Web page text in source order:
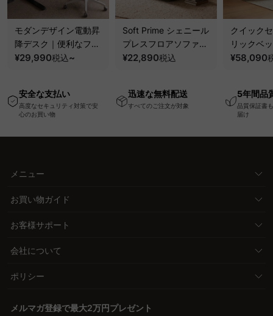
モダンデザイン電動昇
降デスク｜便利なフッ
ク・コンセント・
ー機能搭載ワークデス
ク
¥29,990税込~
Soft Prime シェニール
プレスフロアソファ｜
圧縮梱包で搬入しやす
ァ
¥22,890税込
クイック
リックベ
要で組み
¥58,090
安全な支払い
高度なセキュリティ対策で安
心のお買い物
迅速な無料配送
すべてのご注文が対象
5年間品
品質保証書
届け
メニュー
お買い物ガイド
お客様サポート
会社について
ポリシー
メルマガ登録で最大2万円プレゼント